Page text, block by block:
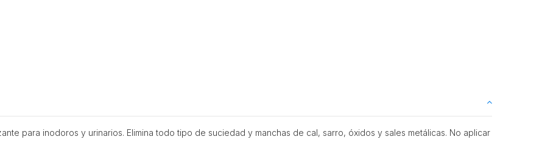
para inodoros y urinarios. Elimina todo tipo de suciedad y manchas de cal, sarro, óxidos y sales metálicas. No aplicar